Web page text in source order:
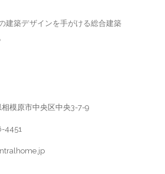
建築デザインを手がける総合建築
模原市中央区中央3-7-9
4451